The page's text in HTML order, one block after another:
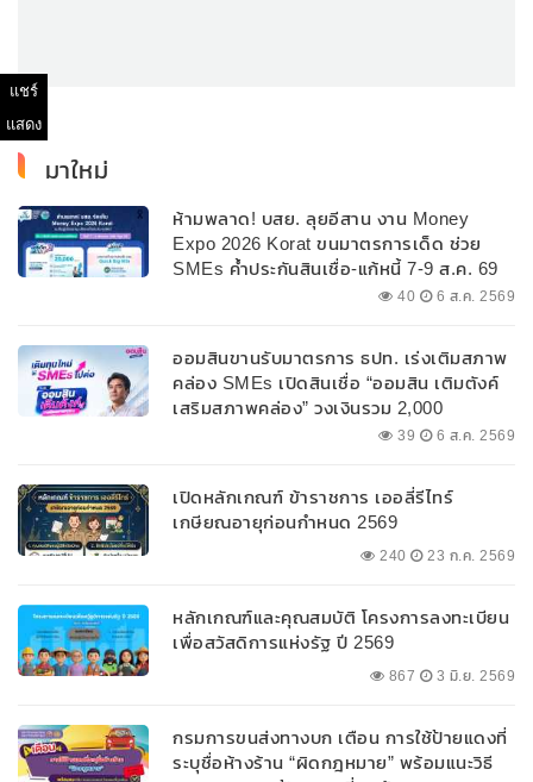
แชร์
แสดง
มาใหม่
ห้ามพลาด! บสย. ลุยอีสาน งาน Money
Expo 2026 Korat ขนมาตรการเด็ด ช่วย
SMEs ค้ำประกันสินเชื่อ-แก้หนี้ 7-9 ส.ค. 69
40 6 ส.ค. 2569
ออมสินขานรับมาตรการ ธปท. เร่งเติมสภาพ
คล่อง SMEs เปิดสินเชื่อ “ออมสิน เติมตังค์
เสริมสภาพคล่อง” วงเงินรวม 2,000
ลบ.สนับสนุนเงินทุนหมุนเวียนวงเงินกู้สูงสุด
39 6 ส.ค. 2569
เปิดหลักเกณฑ์ ข้าราชการ เออลี่รีไทร์
เกษียณอายุก่อนกำหนด 2569
240 23 ก.ค. 2569
หลักเกณฑ์และคุณสมบัติ โครงการลงทะเบียน
เพื่อสวัสดิการแห่งรัฐ ปี 2569
867 3 มิ.ย. 2569
กรมการขนส่งทางบก เตือน การใช้ป้ายแดงที่
ระบุชื่อห้างร้าน “ผิดกฎหมาย” พร้อมแนะวิธี